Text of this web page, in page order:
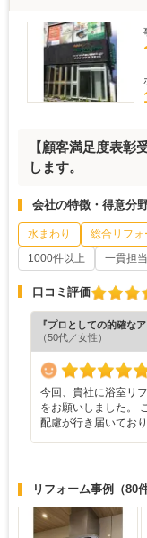
【顧客満足度表彰
します。
会社の特徴・得意分
水まわり 総合リフォ
1000件以上
一貫担
口コミ評価
『プロとしての的確な
（50代／女性）
今回、貴社に浴室リ
をお願いしました。
配慮が行き届いてお
リフォーム事例 （80